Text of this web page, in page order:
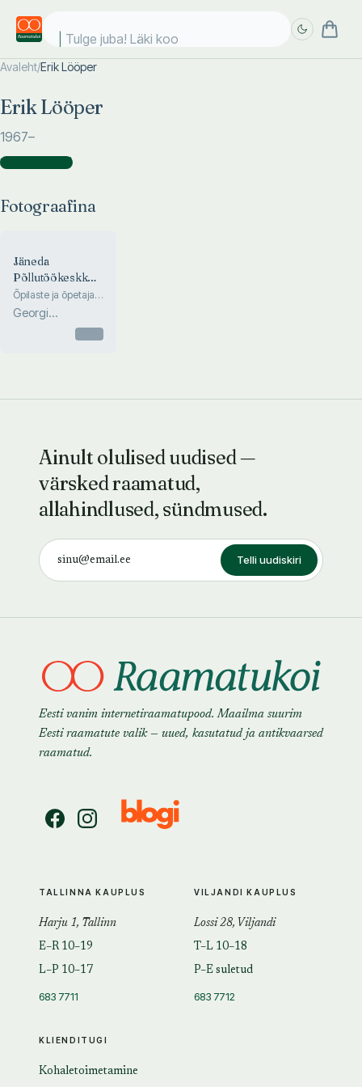
Tulge juba! Läki kool
Avaleht/Erik Lööper
Erik Lööper
1967–
Fotograafina )
Fotograafina
Jäneda
Põllutöökeskkool
1918-2000
Õpilaste ja õpetajate
mälestusi,
ajakirjanduses
Georgi
Ainult olulised uudised —
värsked raamatud,
allahindlused, sündmused.
Telli uudiskiri
Eesti vanim internetiraamatupood. Maailma suurim
Eesti raamatute valik — uued, kasutatud ja antikvaarsed
raamatud.
KLIENDITUGI
Kohaletoimetamine
TALLINNA KAUPLUS
Harju 1, Tallinn
E–R 10–19
L–P 10–17
683 7711
VILJANDI KAUPLUS
Lossi 28, Viljandi
T–L 10–18
P–E suletud
683 7712